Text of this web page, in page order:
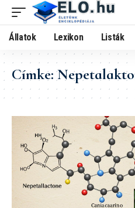
Állatok Lexikon Listák
Címke: